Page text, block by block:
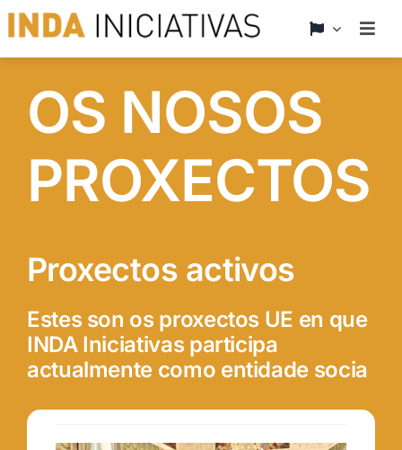
Skip
to
content
Quen somos
Que ofrecemos
Novas
Proxectos
Contacto
OS NOSOS
PROXECTOS
Proxectos activos
Estes son os proxectos UE en que
INDA Iniciativas participa
actualmente como entidade socia